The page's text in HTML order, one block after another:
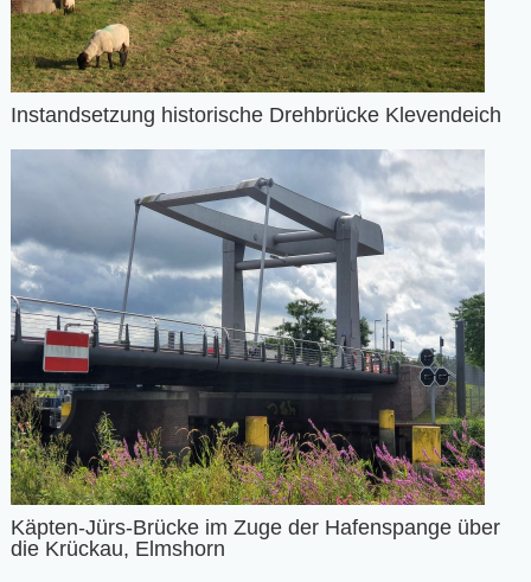
Instandsetzung historische Drehbrücke Klevendeich
Käpten-Jürs-Brücke im Zuge der Hafenspange über
die Krückau, Elmshorn